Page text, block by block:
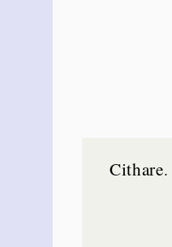
Cithare.